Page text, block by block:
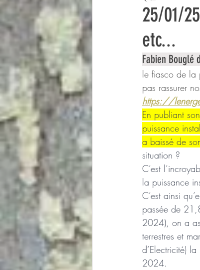
25/01/
etc...
Fabien Bouglé
le fiasco de la
pas rassurer
https://
En publiant
puissance
a baissé de
situation ?
C’est
la puissance
C’est ainsi
passée de
2024), on a
terrestres et
d’Electricité)
2024.